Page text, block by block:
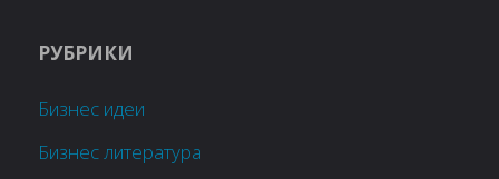
РУБРИКИ
Бизнес идеи
Бизнес литература